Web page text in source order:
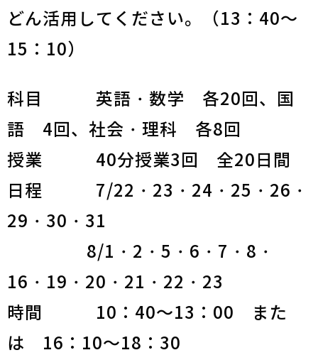
どん活用してください。（13：40～
15：10）
科目 英語・数学 各20回、国
語 4回、社会・理科 各8回
授業 40分授業3回 全20日間
日程 7/22・23・24・25・26・
29・30・31
8/1・2・5・6・7・8・
16・19・20・21・22・23
時間 10：40～13：00 また
は 16：10～18：30